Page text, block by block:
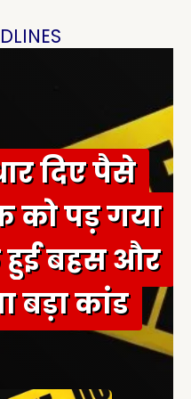
दिए पैसे
को पड़ गया
बहस और
बड़ा कांड